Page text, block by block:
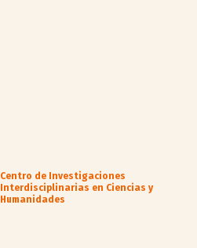
Centro de Investigaciones
Interdisciplinarias en Ciencias y
Humanidades